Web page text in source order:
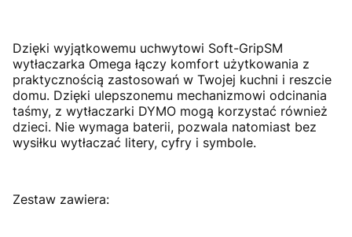
Dzięki wyjątkowemu uchwytowi Soft-GripSM
wytłaczarka Omega łączy komfort użytkowania z
praktycznością zastosowań w Twojej kuchni i reszcie
domu. Dzięki ulepszonemu mechanizmowi odcinania
taśmy, z wytłaczarki DYMO mogą korzystać również
dzieci. Nie wymaga baterii, pozwala natomiast bez
wysiłku wytłaczać litery, cyfry i symbole.
Zestaw zawiera: